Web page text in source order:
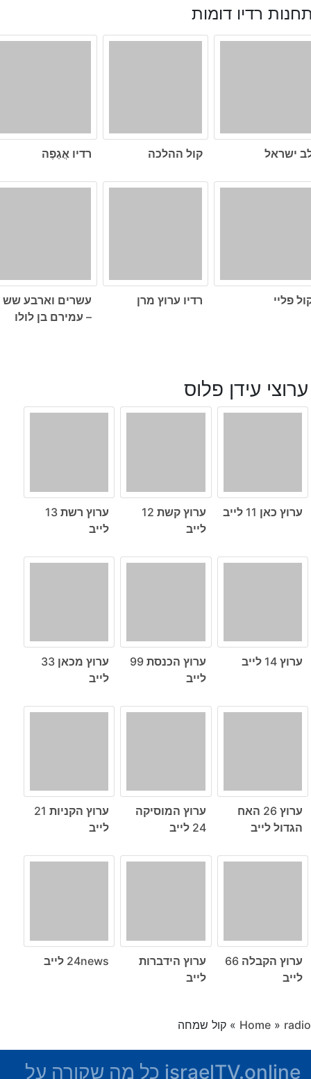
רדיו דומות
ישראל קול ההלכה רדיו אֲגַפֶה
פליי רדיו ערוץ מרן
עשרים וארבע שש
– עמירם בן לולו
ערוצי עידן פלוס
ערוץ כאן 11 לייב
ערוץ קשת 12
לייב
ערוץ רשת 13
לייב
ערוץ 14 לייב
ערוץ הכנסת 99
לייב
ערוץ מכאן 33
לייב
ערוץ 26 האח
הגדול לייב
ערוץ המוסיקה
24 לייב
ערוץ הקניות 21
לייב
ערוץ הקבלה 66
לייב
ערוץ הידברות
לייב
24news לייב
Home » radio
» קול שמחה
israelTV.online כל מה שקורה על